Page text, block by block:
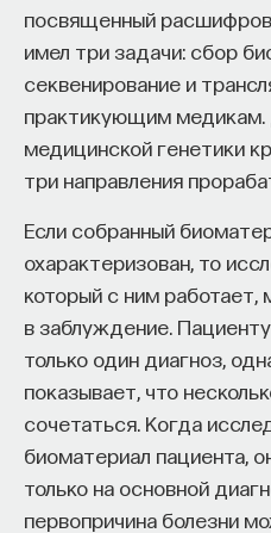
посвященный
имел три задачи: сбор
секвенирование и
практикующим медикам.
медицинской генетики
три направления
Если собранный
охарактеризован, то
который с ним работает,
в заблуждение.
только один диагноз,
показывает, что
сочетаться. Когда
биоматериал пациента,
только на основной
первопричина болезни
— Определять,
улучшить свой сон
— Использовать
терапию и другие
сна
сомнолог, доцент
болезней и
им. И. М. Сеченова,
медицины сна
больницы № 3.
3/10/2025
НАПИСАТЬ НАМ